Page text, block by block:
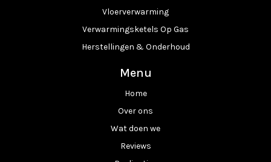
Vloerverwarming
Verwarmingsketels Op Gas
Herstellingen & Onderhoud
Menu
Home
Over ons
Wat doen we
Reviews